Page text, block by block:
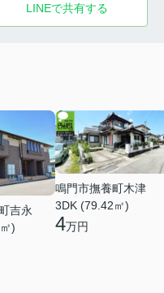
LINEで共有する
吉永
)
鳴門市撫養町木津
3DK (79.42㎡)
4万円